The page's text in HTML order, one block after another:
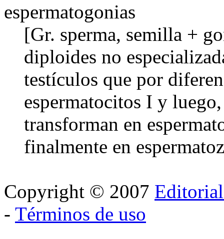
espermatogonias
[Gr. sperma, semilla +
diploides no
testículos que por
espermatocitos I y
transforman en
finalmente en
Copyright © 2007
- Términos de uso